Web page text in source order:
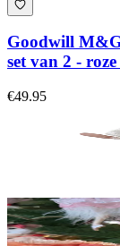
Goodwill
set van 2 -
€49.95